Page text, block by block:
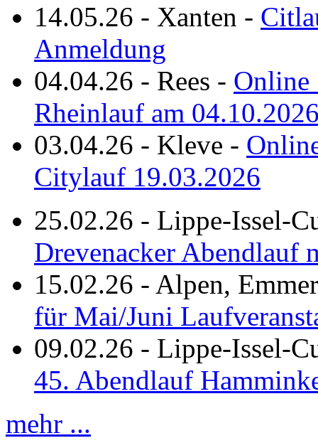
14.05.26 - Xanten -
Anmeldung
04.04.26 - Rees - Online
Rheinlauf am
03.04.26 - Kleve -
Citylauf 19.03.2026
25.02.26 - Lippe-Issel-
Drevenacker Abendlauf
15.02.26 - Alpen,
für Mai/Juni
09.02.26 - Lippe-Issel-
45. Abendlauf
mehr ...